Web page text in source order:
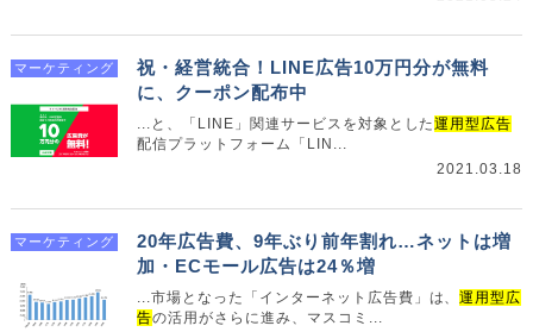
マーケティング
祝・経営統合！LINE広告10万円分が無料
に、クーポン配布中
...と、「LINE」関連サービスを対象とした運用型広告
配信プラットフォーム「LIN...
2021.03.18
マーケティング
20年広告費、9年ぶり前年割れ…ネットは増
加・ECモール広告は24％増
...市場となった「インターネット広告費」は、運用型広
告の活用がさらに進み、マスコミ...